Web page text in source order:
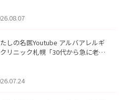
た。
しの名医Youtube アルバアレルギ
リニック札幌「30代から急に老け